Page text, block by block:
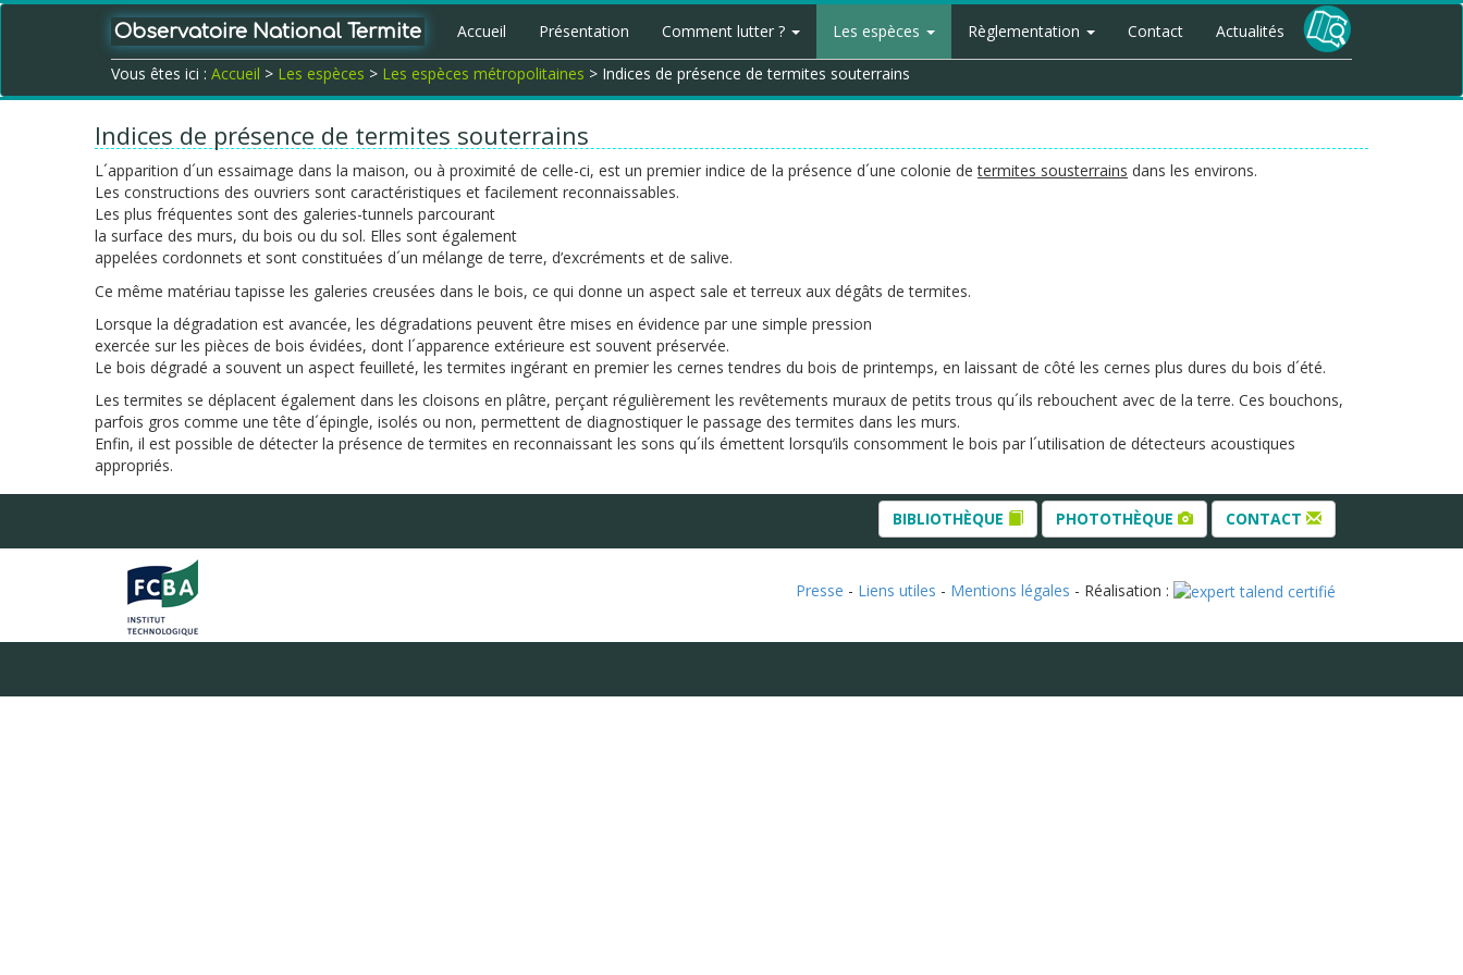
Observatoire National Termite Accueil Présentation Comment lutter ? Les espèces Règlementation Contact Actualités
Vous êtes ici : Accueil > Les espèces > Les espèces métropolitaines > Indices de présence de termites souterrains
Indices de présence de termites souterrains
L´apparition d´un essaimage dans la maison, ou à proximité de celle-ci, est un premier indice de la présence d´une colonie determites sousterrains dans les environs.
Les constructions des ouvriers sont caractéristiques et facilement reconnaissables.
Les plus fréquentes sont des galeries-tunnels parcourant
la surface des murs, du bois ou du sol. Elles sont également
appelées cordonnets et sont constituées d´un mélange de terre, d’excréments et de salive.
Ce même matériau tapisse les galeries creusées dans le bois, ce qui donne un aspect sale et terreux aux dégâts de termites.
Lorsque la dégradation est avancée, les dégradations peuvent être mises en évidence par une simple pression
exercée sur les pièces de bois évidées, dont l´apparence extérieure est souvent préservée.
Le bois dégradé a souvent un aspect feuilleté, les termites ingérant en premier les cernes tendres du bois de printemps, en laissant de côté les cernes plus dures du bois d´été.
Les termites se déplacent également dans les cloisons en plâtre, perçant régulièrement les revêtements muraux de petits trous qu´ils rebouchent avec de la terre. Ces bouchons,
parfois gros comme une tête d´épingle, isolés ou non, permettent de diagnostiquer le passage des termites dans les murs.
Enfin, il est possible de détecter la présence de termites en reconnaissant les sons qu´ils émettent lorsqu’ils consomment le bois par l´utilisation de détecteurs acoustiques
appropriés.
BIBLIOTHÈQUE PHOTOTHÈQUE CONTACT
Presse - Liens utiles - Mentions légales - Réalisation :